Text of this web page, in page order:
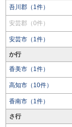
吾川郡（1件）
安芸郡（0件）
安芸市（1件）
か行
香美市（1件）
高知市（10件）
香南市（1件）
さ行